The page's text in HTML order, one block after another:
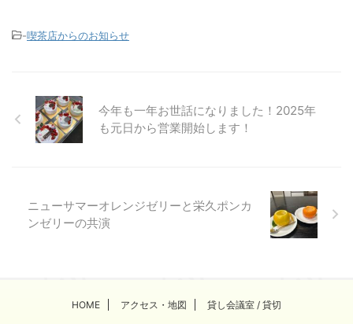
-喫茶店からのお知らせ
今年も一年お世話になりました！2025年
も元日から営業開始します！
ニューサマーオレンジゼリーと栄久ポンカ
ンゼリーの共演
HOME アクセス・地図 貸し会議室 / 貸切